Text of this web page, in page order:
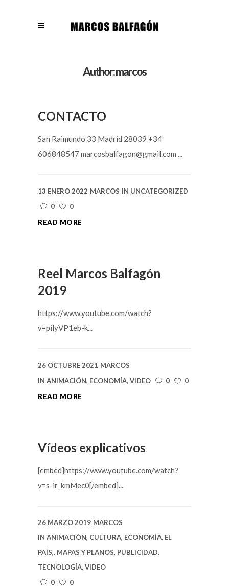
Author: marcos
CONTACTO
San Raimundo 33 Madrid 28039 +34
606848547 marcosbalfagon@gmail.com ...
13 ENERO 2022 MARCOS IN UNCATEGORIZED
0
0
READ MORE
Reel Marcos Balfagón
2019
https://www.youtube.com/watch?
v=pilyVP1eb-k...
26 OCTUBRE 2021 MARCOS
IN ANIMACIÓN, ECONOMÍA, VIDEO 0
0
READ MORE
Vídeos explicativos
[embed]https://www.youtube.com/watch?
v=s-ir_kmMec0[/embed]...
26 MARZO 2019 MARCOS
IN ANIMACIÓN, CULTURA, ECONOMÍA, EL
PAÍS,, MAPAS Y PLANOS, PUBLICIDAD,
TECNOLOGÍA, VIDEO
0
0